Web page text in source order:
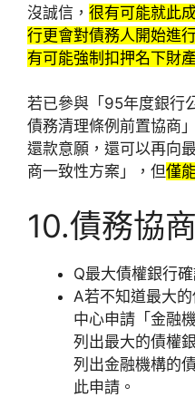
沒誠信， 很有可能就此
行更會對債務人開始進
有可能強制扣押名下財產
若已參與「95年度銀行
債務清理條例前置協商
還款意願，還可以再向
商一致性方案」，但僅
10.債務協
Q最大債權銀行
A若不知道最大
中心申請「金融
列出最大的債權
列出金融機構的
此申請。